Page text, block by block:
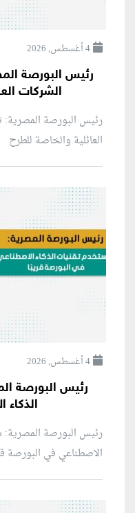
4 أغسطس, 2026
رئيس البورصة
الشركات
رئيس البورصة
العائلية والخاصة للطرح
4 أغسطس, 2026
رئيس البورصة
الذكاء
رئيس البورصة المصرية:
الاصطناعي في البورصة